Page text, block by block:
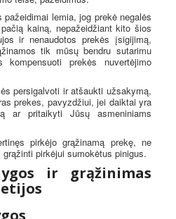
lemia, jog prekė negalės
kainą, nepažeidžiant kito šios
ir nenaudotos prekės įsigijimą,
tik mūsų bendru sutarimu
kompensuoti prekės nuvertėjimo
persigalvoti ir atšaukti užsakymą,
prekes, pavyzdžiui, jei daiktai yra
ar pritaikyti Jūsų asmeniniams
pirkėjo grąžinamą prekę, ne
pirkėjui sumokėtus pinigus.
ir grąžinimas